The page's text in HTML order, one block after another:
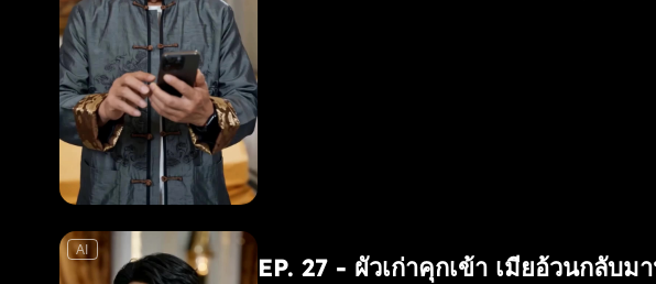
AI
EP. 27 - ผัวเก่าคุกเข้า เมียอ้วนกลับม